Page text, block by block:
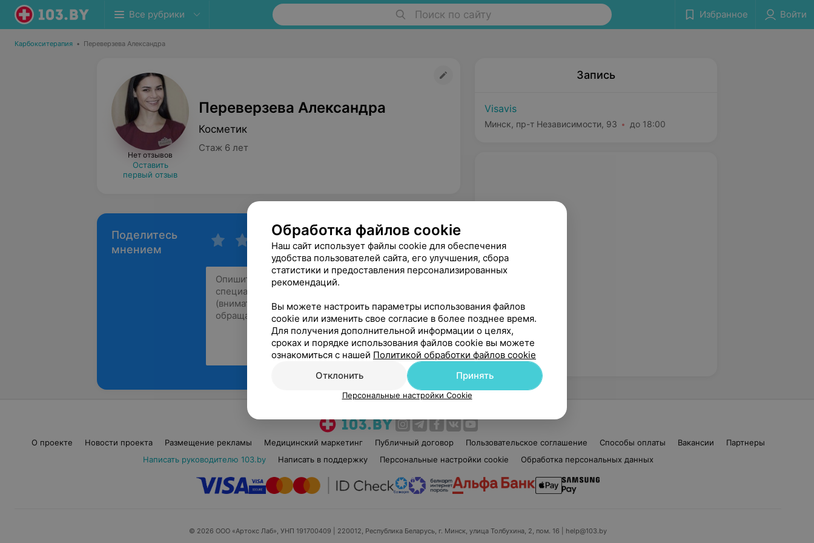
Все рубрики Поиск по сайту Избранное Войти
Карбокситерапия • Переверзева Александра
Нет отзывов
Оставить
первый отзыв
Переверзева Александра
Косметик
Стаж 6 лет
Поделитесь
мнением
Рекомендую
Запись
Visavis
Минск, пр-т Независимости, 93 до 18:00
О проекте Новости проекта Размещение рекламы Медицинский маркетинг Публичный договор Пользовательское соглашение Способы оплаты Вакансии
Партнеры
Написать руководителю 103.by
Написать в поддержку Персональные настройки cookie Обработка персональных данных
© 2026 ООО «Артокс Лаб», УНП 191700409 | 220012, Республика Беларусь, г. Минск, улица Толбухина, 2, пом. 16 | help@103.by
Обработка файлов cookie
Наш сайт использует файлы cookie для обеспечения
удобства пользователей сайта, его улучшения, сбора
статистики и предоставления персонализированных
рекомендаций.
Вы можете настроить параметры использования файлов
cookie или изменить свое согласие в более позднее время.
Для получения дополнительной информации о целях,
сроках и порядке использования файлов cookie вы можете
ознакомиться с нашей Политикой обработки файлов cookie
Отклонить
Принять
Персональные настройки Cookie